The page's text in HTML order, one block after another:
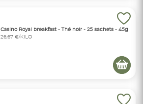
Casino Royal breakfast - Thé noir - 25 sachets - 45g
26,67 €/KILO